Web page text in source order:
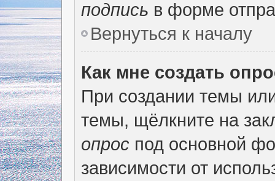
подпись в форме
Вернуться к началу
Как мне создать
При создании темы
темы, щёлкните на
опрос под основной
зависимости от